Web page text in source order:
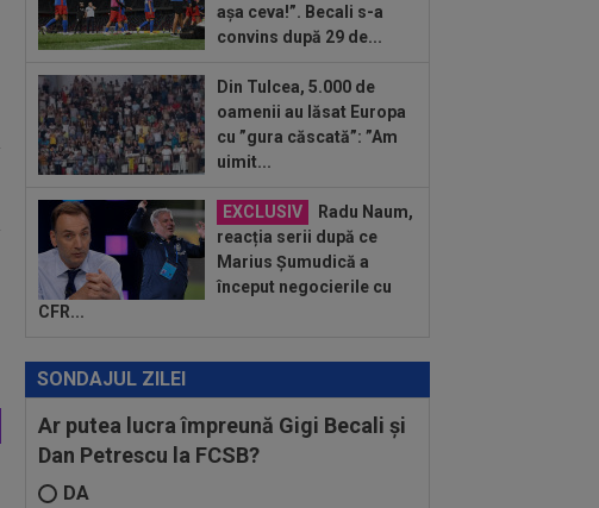
complet al...
09:49
Gata: făcut praf de Gigi Becali, a
și...
09:49
"Dacă e nevoie de o sută de mingi
ca să o dobor, atunci așa să fie!" A
produs...
așa ceva!”. Becali s-a
convins după 29 de...
Din Tulcea, 5.000 de
oamenii au lăsat Europa
cu ”gura căscată”: ”Am
uimit...
EXCLUSIV
Radu Naum,
reacția serii după ce
Marius Șumudică a
început negocierile cu
CFR...
SONDAJUL ZILEI
Ar putea lucra împreună Gigi Becali și
Dan Petrescu la FCSB?
DA